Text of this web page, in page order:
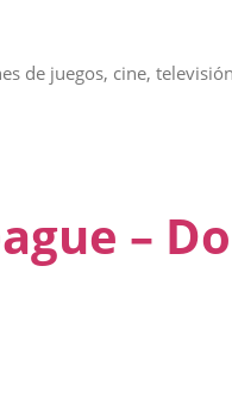
de juegos, cine,
–